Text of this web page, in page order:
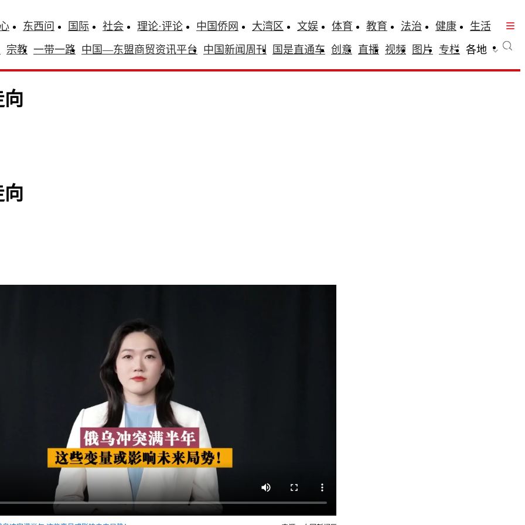
东西问 国际 社会 理论·评论 中国侨网 大湾区 文娱 体育 教育 法治 健康
生活
宗教 一带一路 中国—东盟商贸资讯平台 中国新闻周刊 国是直通车 创意 直播 视频 图片 专栏 各地
向
向